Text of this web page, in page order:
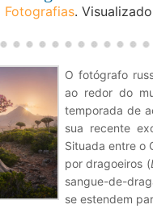
Fotografias.
O fotógrafo
ao redor do
temporada de
sua recente
Situada entre o
por dragoeiros (
sangue-de-
se estendem